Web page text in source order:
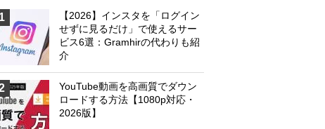
1
【2026】インスタを「ログイン
せずに見るだけ」で使えるサー
ビス6選：Gramhirの代わりも紹
介
YouTube動画を高画質でダウン
ロードする方法【1080p対応・
2026版】